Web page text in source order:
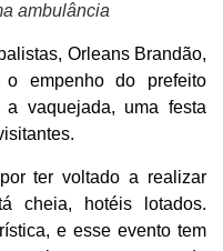
ambulância
Orleans Brandão,
o empenho do prefeito
vaquejada, uma festa
ter voltado a realizar
cheia, hotéis lotados.
e esse evento tem